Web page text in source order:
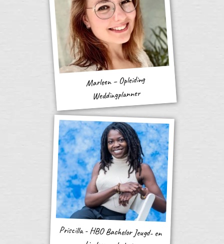
Marleen – Opleiding
Weddingplanner
Priscilla - HBO Bachelor Jeugd- en